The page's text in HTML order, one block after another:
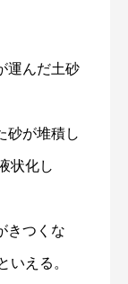
運んだ土砂
が堆積し
状化し
きつくな
いえる。